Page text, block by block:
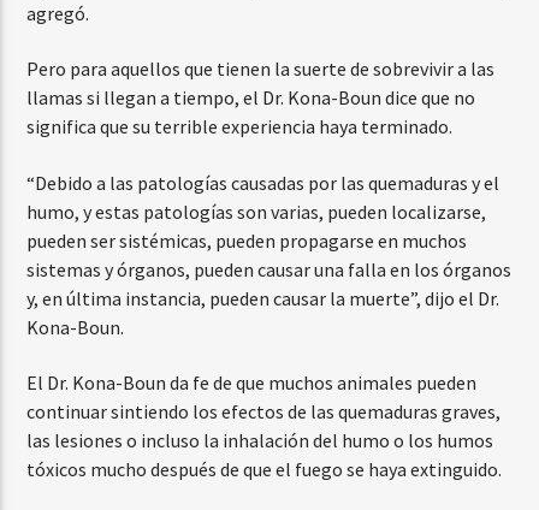
agregó.
Pero para aquellos que tienen la suerte de sobrevivir a las
llamas si llegan a tiempo, el Dr. Kona-Boun dice que no
significa que su terrible experiencia haya terminado.
“Debido a las patologías causadas por las quemaduras y el
humo, y estas patologías son varias, pueden localizarse,
pueden ser sistémicas, pueden propagarse en muchos
sistemas y órganos, pueden causar una falla en los órganos
y, en última instancia, pueden causar la muerte”, dijo el Dr.
Kona-Boun.
El Dr. Kona-Boun da fe de que muchos animales pueden
continuar sintiendo los efectos de las quemaduras graves,
las lesiones o incluso la inhalación del humo o los humos
tóxicos mucho después de que el fuego se haya extinguido.